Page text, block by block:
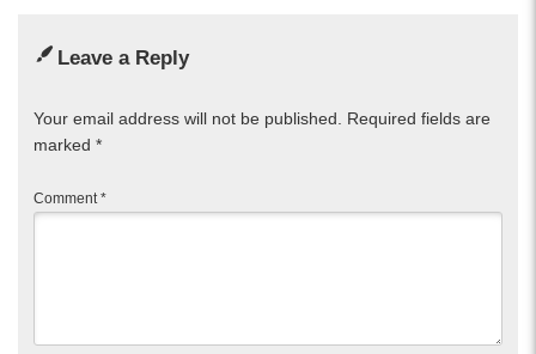
Leave a Reply
Your email address will not be published. Required fields are
marked *
Comment *